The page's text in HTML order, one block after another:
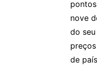
nove
do
de